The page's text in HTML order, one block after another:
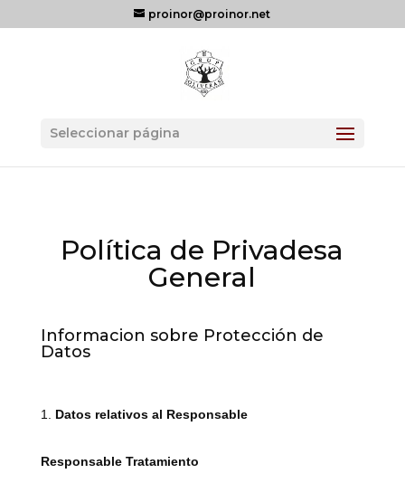
proinor@proinor.net
Seleccionar página
Política de Privadesa
General
Informacion sobre Protección de
Datos
Datos relativos al Responsable
Responsable Tratamiento